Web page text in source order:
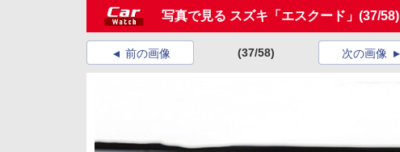
写真で見る スズキ「エスクード」 (37/58)
前の画像 (37/58) 次の画像